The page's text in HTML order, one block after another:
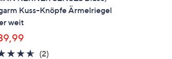
Kuss-Knöpfe Ärmelriegel
weit
4.5
(2)